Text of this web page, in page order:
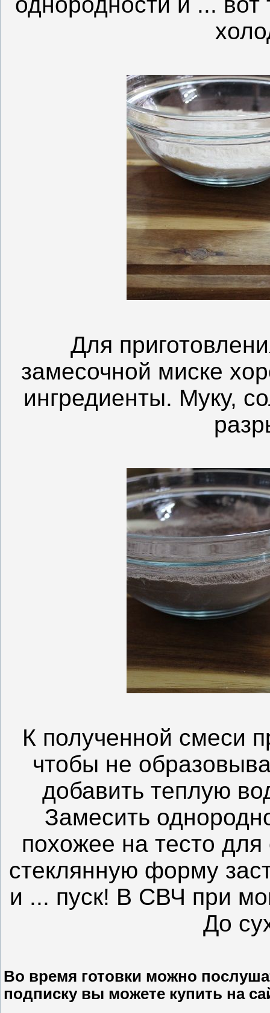
Для
замесочной миске
ингредиенты. Муку,
К полученной смеси
чтобы не
добавить теплую
Замесить
похожее на тесто
стеклянную форму
и ... пуск! В СВЧ при
До
Во время готовки можно
подписку вы можете купить на